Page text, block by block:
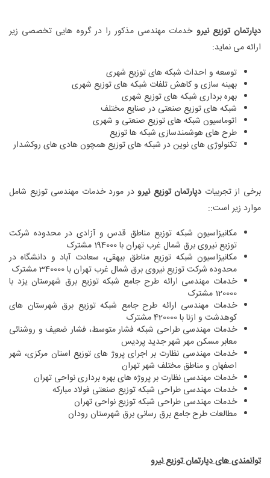
دپارتمان توزیع نیرو خدمات مهندسی مذکور را در گروه هایی تخصصی زیر
ارائه می نماید:
توسعه و احداث شبکه های توزیع شهری
بهینه سازی و کاهش تلفات شبکه های توزیع شهری
بهره برداری شبکه های توزیع شهری
شبکه های توزیع صنعتی در صنایع مختلف
اتوماسیون شبکه های توزیع صنعتی و شهری
طرح های هوشمندسازی شبکه ها توزیع
تکنولوژی های نوین در شبکه های توزیع همچون هادی های روکشدار
برخی از تجربیات دپارتمان توزیع نیرودر مورد خدمات مهندسی توزیع شامل
موارد زیر است::
مکانیزاسیون شبکه توزیع مناطق قدس و آزادی در محدوده شرکت
توزیع نیروی برق شمال غرب تهران با 194000 مشترک
مکانیزاسیون شبکه توزیع مناطق بیهقی، سعادت آباد و دانشگاه در
محدوده شرکت توزیع نیروی برق شمال غرب تهران با 340000 مشترک
خدمات مهندسی ارائه طرح جامع شبکه توزیع برق شهرستان یزد با
120000 مشترک
خدمات مهندسی ارائه طرح جامع شبکه توزیع برق شهرستان های
کوهدشت و ازنا با 420000 مشترک
خدمات مهندسی طراحی شبکه فشار متوسط، فشار ضعیف و روشنائی
معابر مسکن مهر شهر جدید پردیس
خدمات مهندسی نظارت بر اجرای پروژ های توزیع استان مرکزی، شهر
اصفهان و مناطق مختلف شهر تهران
خدمات مهندسی نظارت بر پروژه های بهره برداری نواحی تهران
خدمات مهندسی طراحی شبکه توزیع صنعتی فولاد مبارکه
خدمات مهندسی طراحی شبکه توزیع نواحی تهران
مطالعات طرح جامع برق رسانی برق شهرستان رودان
توانمندی های دپارتمان توزیع نیرو